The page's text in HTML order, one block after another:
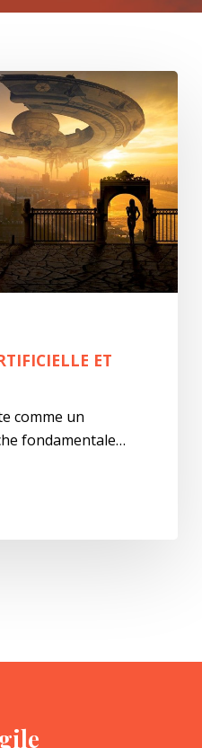
ET
comme un
fondamentale…